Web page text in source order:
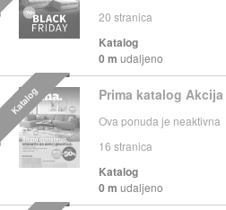
20 stranica
Katalog
0 m udaljeno
Prima katalog Akcija
Ova ponuda je neaktivna
16 stranica
Katalog
0 m udaljeno
Katalog